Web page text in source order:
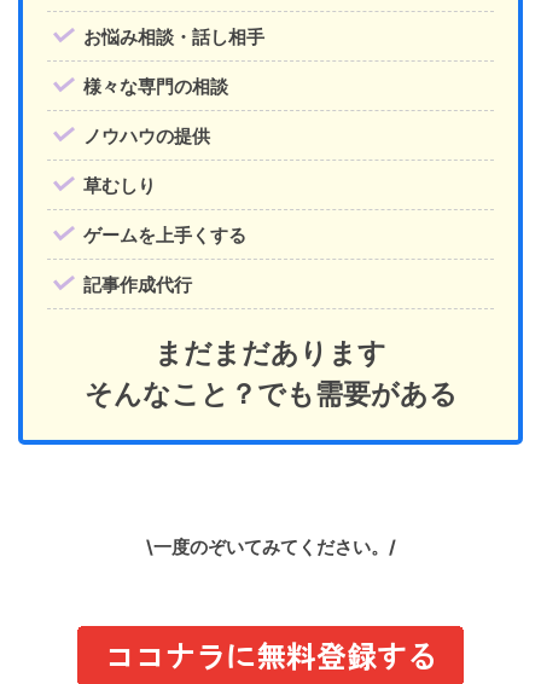
お悩み相談・話し相手
様々な専門の相談
ノウハウの提供
草むしり
ゲームを上手くする
記事作成代行
まだまだあります
そんなこと？でも需要がある
\一度のぞいてみてください。/